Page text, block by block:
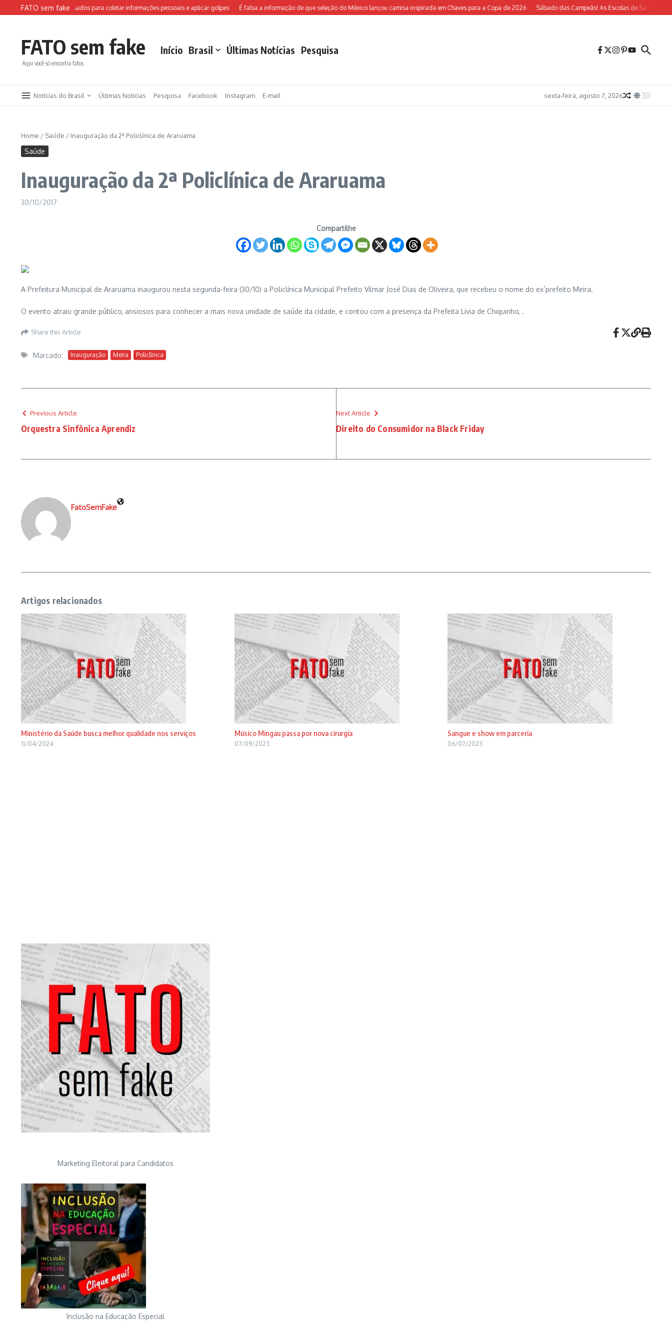
Ir para o conteúdo
FATO sem fake
falsos da FIFA são usados para coletar informações pessoais e aplicar golpes É falsa a informação de que seleção do México lançou camisa inspirada em Chaves para a Copa de 2026 Sábado das Campeãs! As Escolas de Samba do Rio
FATO sem fake
Aqui você só encontra fatos.
Início Brasil Últimas Notícias Pesquisa
Notícias do Brasil Últimas Notícias Pesquisa Facebook Instagram E-mail sexta-feira, agosto 7, 2026
Home / Saúde / Inauguração da 2ª Policlínica de Araruama
Saúde
Inauguração da 2ª Policlínica de Araruama
30/10/2017
Compartilhe
A Prefeitura Municipal de Araruama inaugurou nesta segunda-feira (30/10) a Policlínica Municipal Prefeito Vilmar José Dias de Oliveira, que recebeu o nome do ex´prefeito Meira.
O evento atraiu grande público, ansiosos para conhecer a mais nova unidade de saúde da cidade, e contou com a presença da Prefeita Livia de Chiquinho, .
Share this Article
Marcado: Inauguração Meira Policlínica
Previous Article
Orquestra Sinfônica Aprendiz
Next Article
Direito do Consumidor na Black Friday
FatoSemFake
Artigos relacionados
Ministério da Saúde busca melhor qualidade nos serviços
11/04/2024
Músico Mingau passa por nova cirurgia
07/09/2023
Sangue e show em parceria
06/07/2023
Marketing Eleitoral para Candidatos
Inclusão na Educação Especial